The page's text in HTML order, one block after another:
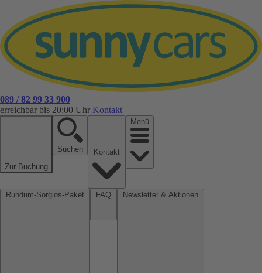
089 / 82 99 33 900
erreichbar bis 20:00 Uhr Kontakt
Zur Buchung
Suchen
Menü